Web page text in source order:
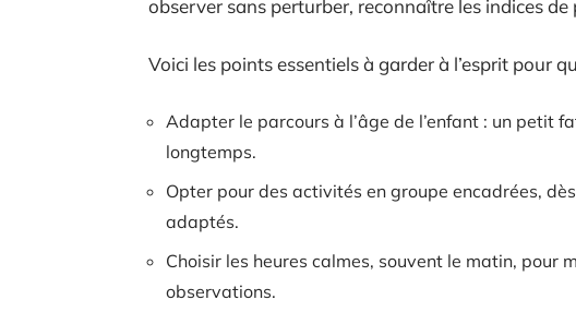
observer sans perturber, reconnaître les indices de
Voici les points essentiels à garder à l’esprit pour
Adapter le parcours à l’âge de l’enfant : un petit
longtemps.
Opter pour des activités en groupe encadrées,
adaptés.
Choisir les heures calmes, souvent le matin, pour
observations.